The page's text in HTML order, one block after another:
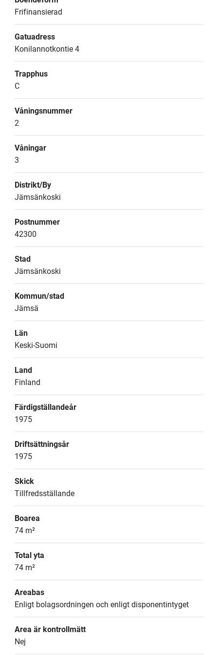
Frifinansierad
Gatuadress
Konilannotkontie 4
Trapphus
C
Våningsnummer
2
Våningar
3
Distrikt/By
Jämsänkoski
Postnummer
42300
Stad
Jämsänkoski
Kommun/stad
Jämsä
Län
Keski-Suomi
Land
Finland
Färdigställandeår
1975
Driftsättningsår
1975
Skick
Tillfredsställande
Boarea
74 m²
Total yta
74 m²
Areabas
Enligt bolagsordningen och enligt disponentintyget
Area är kontrollmätt
Nej